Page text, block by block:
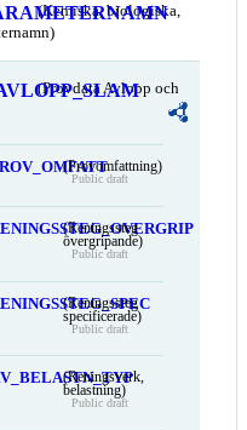
(Kemiska, biologiska,
(Provdata Avlopp och
(Provomfattning)
Public draft
(Reningssteg
övergripande)
Public draft
(Reningssteg
specificerade)
Public draft
(Reningsverk,
belastning)
Public draft